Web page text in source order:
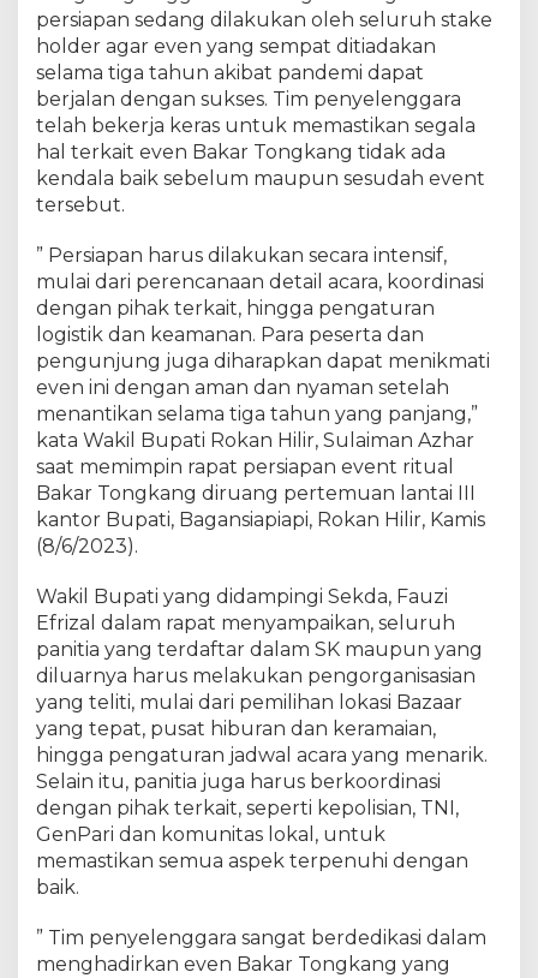
k
a
n
k
a
n
n
g
g
e
l
a
r
,
d
i
d
i
r
M
e
n
t
e
r
i
P
i
persiapan sedang dilakukan oleh seluruh stake
holder agar even yang sempat ditiadakan
selama tiga tahun akibat pandemi dapat
berjalan dengan sukses. Tim penyelenggara
telah bekerja keras untuk memastikan segala
hal terkait even Bakar Tongkang tidak ada
kendala baik sebelum maupun sesudah event
tersebut.
” Persiapan harus dilakukan secara intensif,
mulai dari perencanaan detail acara, koordinasi
dengan pihak terkait, hingga pengaturan
logistik dan keamanan. Para peserta dan
pengunjung juga diharapkan dapat menikmati
even ini dengan aman dan nyaman setelah
menantikan selama tiga tahun yang panjang,”
kata Wakil Bupati Rokan Hilir, Sulaiman Azhar
saat memimpin rapat persiapan event ritual
Bakar Tongkang diruang pertemuan lantai III
kantor Bupati, Bagansiapiapi, Rokan Hilir, Kamis
(8/6/2023).
Wakil Bupati yang didampingi Sekda, Fauzi
Efrizal dalam rapat menyampaikan, seluruh
panitia yang terdaftar dalam SK maupun yang
diluarnya harus melakukan pengorganisasian
yang teliti, mulai dari pemilihan lokasi Bazaar
yang tepat, pusat hiburan dan keramaian,
hingga pengaturan jadwal acara yang menarik.
Selain itu, panitia juga harus berkoordinasi
dengan pihak terkait, seperti kepolisian, TNI,
GenPari dan komunitas lokal, untuk
memastikan semua aspek terpenuhi dengan
baik.
” Tim penyelenggara sangat berdedikasi dalam
menghadirkan even Bakar Tongkang yang